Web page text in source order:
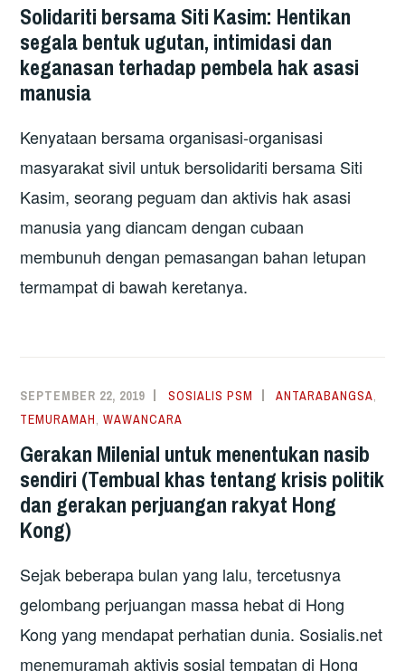
Solidariti bersama Siti Kasim: Hentikan
segala bentuk ugutan, intimidasi dan
keganasan terhadap pembela hak asasi
manusia
Kenyataan bersama organisasi-organisasi
masyarakat sivil untuk bersolidariti bersama Siti
Kasim, seorang peguam dan aktivis hak asasi
manusia yang diancam dengan cubaan
membunuh dengan pemasangan bahan letupan
termampat di bawah keretanya.
SEPTEMBER 22, 2019 SOSIALIS PSM ANTARABANGSA,
TEMURAMAH,WAWANCARA
Gerakan Milenial untuk menentukan nasib
sendiri (Tembual khas tentang krisis politik
dan gerakan perjuangan rakyat Hong
Kong)
Sejak beberapa bulan yang lalu, tercetusnya
gelombang perjuangan massa hebat di Hong
Kong yang mendapat perhatian dunia. Sosialis.net
menemuramah aktivis sosial tempatan di Hong